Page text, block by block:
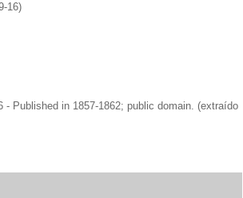
16)
Published in 1857-1862; public domain. (extraído